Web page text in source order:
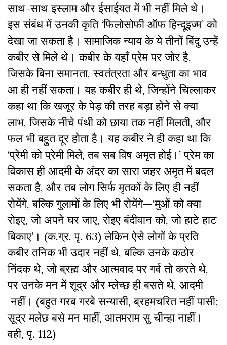
साथ-साथ इस्लाम और ईसाईयत में भी नहीं मिले थे।
इस संबंध में उनकी कृति ‘फिलोसोफी ऑफ हिन्दूइज्म’ को
देखा जा सकता है। सामाजिक न्याय के ये तीनों बिंदु उन्हें
कबीर से मिले थे। कबीर के यहाँ प्रेम पर जोर है,
जिसके बिना समानता, स्वतंत्रता और बन्धुता का भाव
आ ही नहीं सकता। यह कबीर ही थे, जिन्होंने चिल्लाकर
कहा था कि खजूर के पेड़ की तरह बड़ा होने से क्या
लाभ, जिसके नीचे पंथी को छाया तक नहीं मिलती, और
फल भी बहुत दूर होता है। यह कबीर ने ही कहा था कि
‘प्रेमी को प्रेमी मिले, तब सब विष अमृत होई।’ प्रेम का
विकास ही आदमी के अंदर का सारा जहर अमृत में बदल
सकता है, और तब लोग सिर्फ मृतकों के लिए ही नहीं
रोयेंगे, बल्कि गुलामों के लिए भी रोयेंगे—‘मुओं को क्या
रोइए, जो अपने घर जाए, रोइए बंदीवान को, जो हाटे हाट
बिकाए’। (क.ग्र. पृ. 63) लेकिन ऐसे लोगों के प्रति
कबीर तनिक भी उदार नहीं थे, बल्कि उनके कठोर
निंदक थे, जो ब्रह्म और आत्मवाद पर गर्व तो करते थे,
पर उनके मन में शूद्र और म्लेच्छ ही बसते थे, आदमी
नहीं। (बहुत गरब गरबे सन्यासी, ब्रहमचरित नहीं पासी;
सूद्र मलेछ बसे मन माहीं, आतमराम सु चीन्हा नाहीं।
वही, पृ. 112)